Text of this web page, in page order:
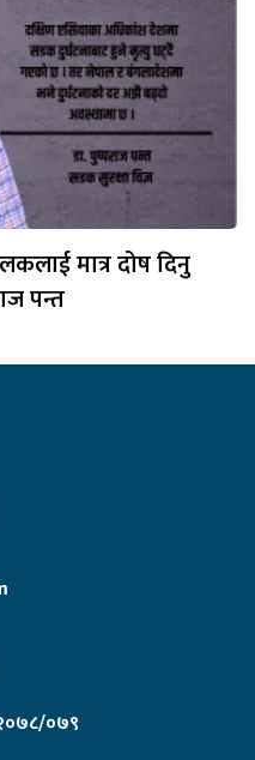
मात्र दोष दिनु
पन्त
०७९